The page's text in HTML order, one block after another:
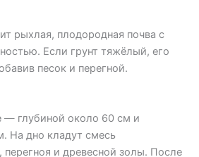
рыхлая, плодородная почва с
Если грунт тяжёлый, его
песок и перегной.
— глубиной около 60 см и
На дно кладут смесь
и древесной золы. После